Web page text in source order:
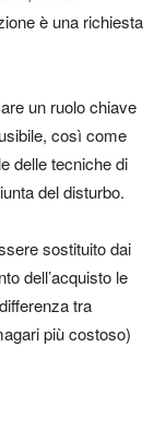
è una richiesta
un ruolo chiave
così come
delle tecniche di
del disturbo.
sostituito dai
dell’acquisto le
tra
più costoso)